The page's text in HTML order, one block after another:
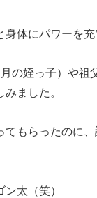
体にパワーを充
の姪っ子）や祖
ました。
てもらったのに
太（笑）